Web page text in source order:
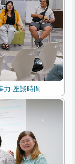
力-座談時間